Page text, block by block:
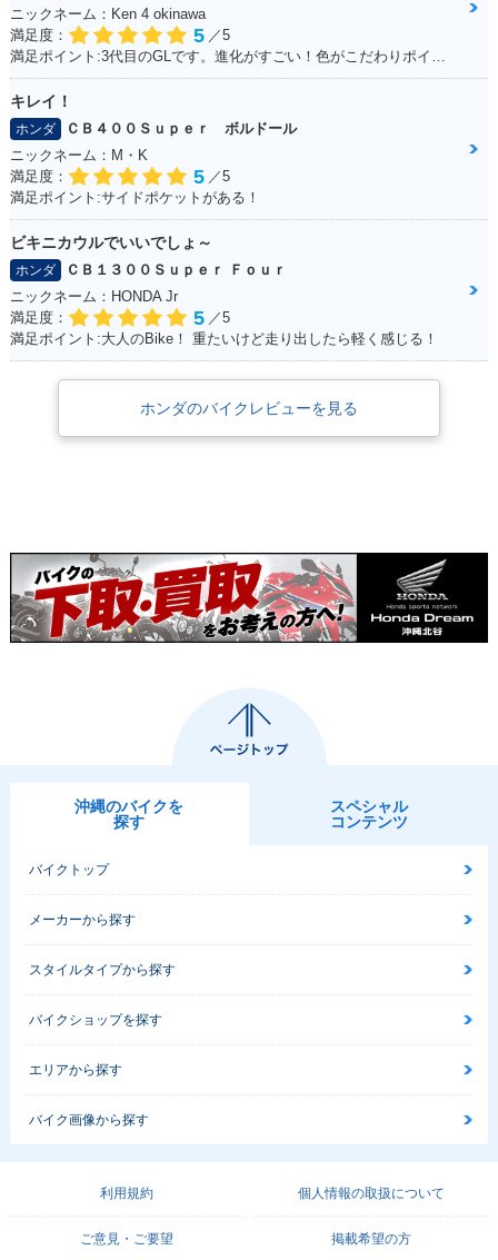
ニックネーム：Ken 4 okinawa
満足度：
5 ／5
満足ポイント:3代目のGLです。進化がすごい！色がこだわりポイントです。
キレイ！
ホンダ
ＣＢ４００Ｓｕｐｅｒ ボルドール
ニックネーム：M・K
満足度：
5 ／5
満足ポイント:サイドポケットがある！
ビキニカウルでいいでしょ～
ホンダ
ＣＢ１３００Ｓｕｐｅｒ Ｆｏｕｒ
ニックネーム：HONDA Jr
満足度：
5 ／5
満足ポイント:大人のBike！ 重たいけど走り出したら軽く感じる！
ホンダのバイクレビューを見る
沖縄のバイクを
探す
スペシャル
コンテンツ
バイクトップ
メーカーから探す
スタイルタイプから探す
バイクショップを探す
エリアから探す
バイク画像から探す
利用規約 個人情報の取扱について
ご意見・ご要望 掲載希望の方